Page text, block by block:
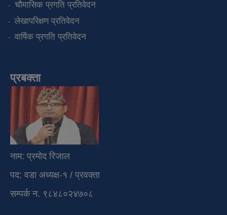
चौमासिक प्रगति प्रतिवेदन
लेखापरिक्षण प्रतिवेदन
वार्षिक प्रगति प्रतिवेदन
प्रबक्ता
नाम: प्रमोद रिजाल
पद: वडा अध्यक्ष-१ / प्रवक्ता
सम्पर्क न. ९८४८०२४७०८